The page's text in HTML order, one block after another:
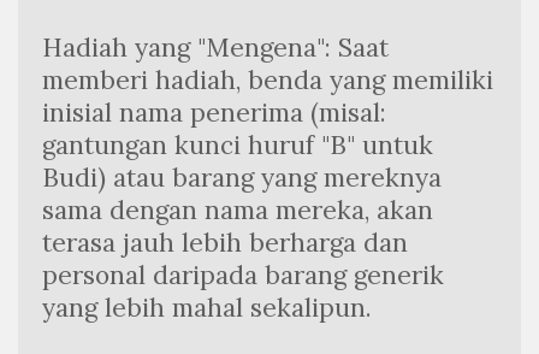
Hadiah yang "Mengena": Saat
memberi hadiah, benda yang memiliki
inisial nama penerima (misal:
gantungan kunci huruf "B" untuk
Budi) atau barang yang mereknya
sama dengan nama mereka, akan
terasa jauh lebih berharga dan
personal daripada barang generik
yang lebih mahal sekalipun.